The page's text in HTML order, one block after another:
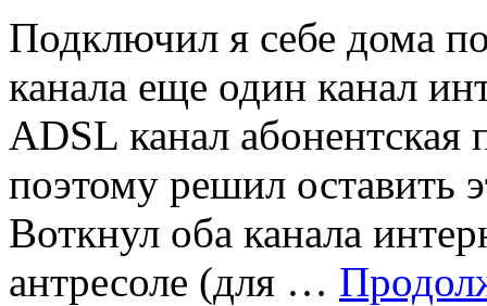
Подключил я себе дома
канала еще один канал
ADSL канал абонентская
поэтому решил оставить
Воткнул оба канала
антресоле (для …